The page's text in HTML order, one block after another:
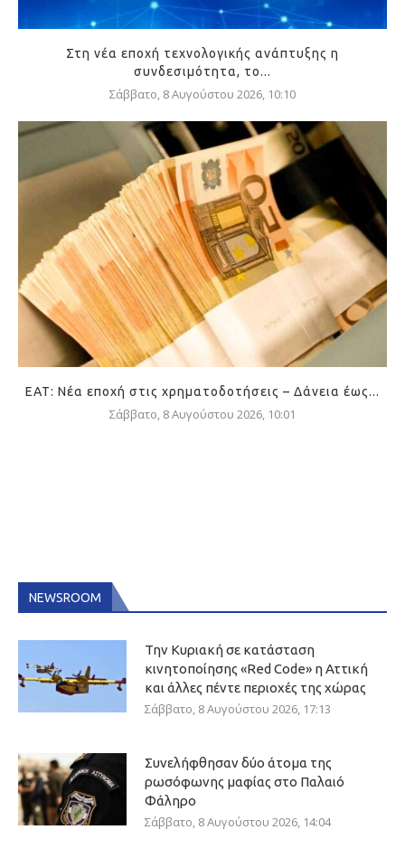
Στη νέα εποχή τεχνολογικής ανάπτυξης η
συνδεσιμότητα, το...
Σάββατο, 8 Αυγούστου 2026, 10:10
ΕΑΤ: Νέα εποχή στις χρηματοδοτήσεις – Δάνεια έως...
Σάββατο, 8 Αυγούστου 2026, 10:01
NEWSROOM
Την Κυριακή σε κατάσταση
κινητοποίησης «Red Code» η Αττική
και άλλες πέντε περιοχές της χώρας
Σάββατο, 8 Αυγούστου 2026, 17:13
Συνελήφθησαν δύο άτομα της
ρωσόφωνης μαφίας στο Παλαιό
Φάληρο
Σάββατο, 8 Αυγούστου 2026, 14:04